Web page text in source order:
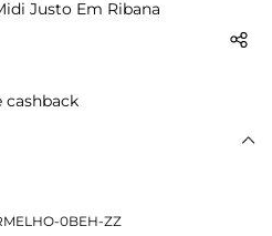
Justo Em Ribana
cashback
0BEH-ZZ